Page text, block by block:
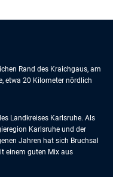
Rand des Kraichgaus, am
etwa 20 Kilometer nördlich
Landkreises Karlsruhe. Als
Karlsruhe und der
Jahren hat sich Bruchsal
einem guten Mix aus